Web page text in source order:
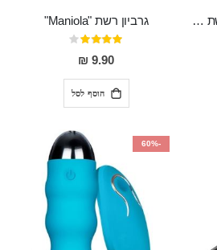
בגד גוף סופר סקסי עם רשת שקופה בחזה ושרשרות מלמעלה וריצרץ מלמטה Pan במפשעה גרביון רשת "Maniola"
דירוג:
80%
9.90 ₪
הוסף לסל
-60%